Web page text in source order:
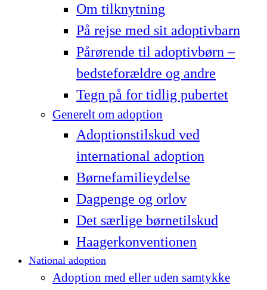
Om tilknytning
På rejse med sit adoptivbarn
Pårørende til adoptivbørn –
bedsteforældre og andre
Tegn på for tidlig pubertet
Generelt om adoption
Adoptionstilskud ved
international adoption
Børnefamilieydelse
Dagpenge og orlov
Det særlige børnetilskud
Haagerkonventionen
National adoption
Adoption med eller uden samtykke